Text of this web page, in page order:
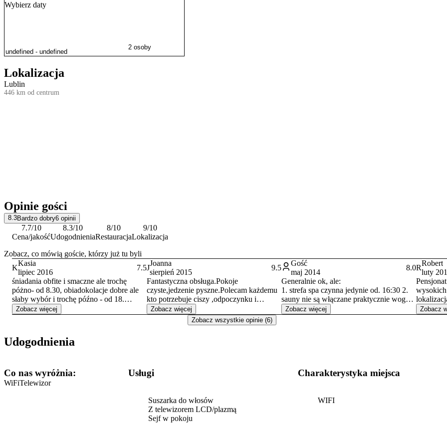
Lokalizacja
Lublin
446 km od centrum
Opinie gości
8.3Bardzo dobry6 opinii
7.7/10
Cena/jakość
8.3/10
Udogodnienia
8/10
Restauracja
9/10
Lokalizacja
Zobacz, co mówią goście, którzy już tu byli
K
Kasia
lipiec 2016
7.5
śniadania obfite i smaczne ale trochę
póżno- od 8.30, obiadokolacje dobre ale
słaby wybór i trochę późno - od 18.
Podczas wypadów w góry, była to jednak
dogodność. Pokój ciasny - tylko do
zbyt drogie do użytkowania. Generalnie
Zobacz więcej
J
Joanna
sierpień 2015
9.5
Fantastyczna obsługa.Pokoje
czyste,jedzenie pyszne.Polecam każdemu
kto potrzebuje ciszy ,odpoczynku i
nacieszyć oko widokami.Basen i jacuzzi
pomaga zrelaksować się po pieszych
wycieczkach.Z czystym sumieniem
Zobacz więcej
Gość
maj 2014
8.0
Generalnie ok, ale:
1. strefa spa czynna jedynie od. 16:30 2.
sauny nie są włączane praktycznie wogóle
3. brak firanek w oknach 4. wszędzie
widoczne są tabliczki z zakazami np.
Zobacz więcej
R
Robert
luty
wysokich
w
Zobacz
Zobacz wszystkie opinie (6)
Wybierz daty
2 osoby
Udogodnienia
Co nas wyróżnia:
WiFiTelewizor
Usługi
Suszarka do włosów
Z telewizorem LCD/plazmą
Sejf w pokoju
Charakterystyka miejsca
WIFI